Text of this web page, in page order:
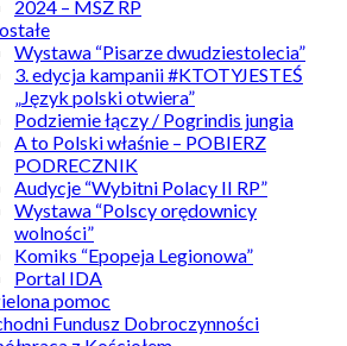
2024 – MSZ RP
Wystawa “Pisarze dwudziestolecia”
3. edycja kampanii #KTOTYJESTEŚ
„Język polski otwiera”
Podziemie łączy / Pogrindis jungia
A to Polski właśnie – POBIERZ
PODRECZNIK
Audycje “Wybitni Polacy II RP”
Wystawa “Polscy orędownicy
wolności”
Komiks “Epopeja Legionowa”
Portal IDA
pomoc
Fundusz Dobroczynności